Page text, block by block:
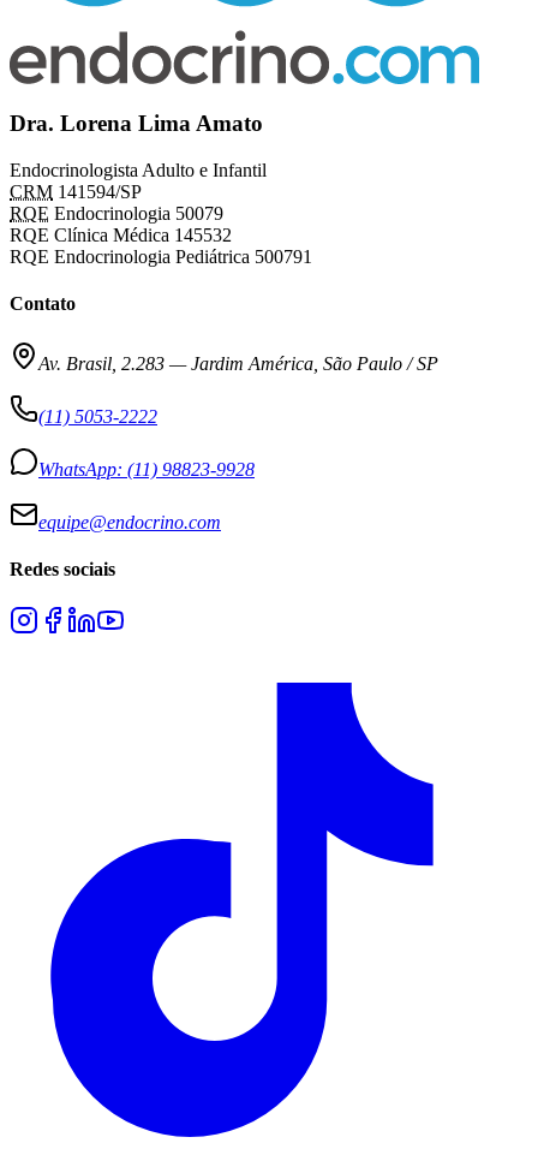
Dra. Lorena Lima Amato
Endocrinologista Adulto e Infantil
CRM 141594/SP
RQE Endocrinologia 50079
RQE Clínica Médica 145532
RQE Endocrinologia Pediátrica 500791
Contato
Av. Brasil, 2.283 —Jardim América, São Paulo / SP
(11) 5053-2222
WhatsApp: (11) 98823-9928
equipe@endocrino.com
Redes sociais